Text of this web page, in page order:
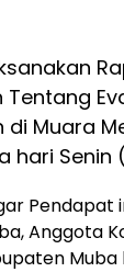
Tentang
Muara
hari Senin
Pendapat
Anggota